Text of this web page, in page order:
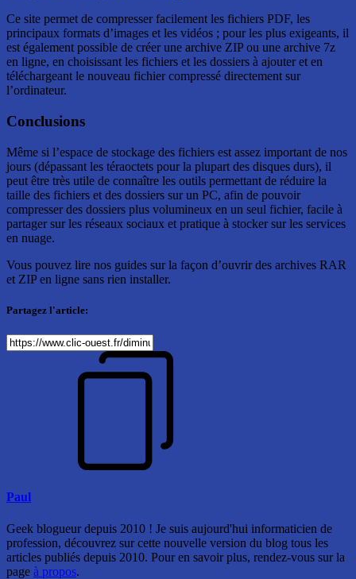
Ce site permet de compresser facilement les fichiers PDF, les
principaux formats d’images et les vidéos ; pour les plus exigeants, il
est également possible de créer une archive ZIP ou une archive 7z
en ligne, en choisissant les fichiers et les dossiers à ajouter et en
téléchargeant le nouveau fichier compressé directement sur
l’ordinateur.
Conclusions
Même si l’espace de stockage des fichiers est assez important de nos
jours (dépassant les téraoctets pour la plupart des disques durs), il
peut être très utile de connaître les outils permettant de réduire la
taille des fichiers et des dossiers sur un PC, afin de pouvoir
compresser des dossiers plus volumineux en un seul fichier, facile à
partager sur les réseaux sociaux et pratique à stocker sur les services
en nuage.
Vous pouvez lire nos guides sur la façon d’ouvrir des archives RAR
et ZIP en ligne sans rien installer.
Partagez l'article:
Paul
Geek blogueur depuis 2010 ! Je suis aujourd'hui informaticien de
profession, découvrez sur cette nouvelle version du blog tous les
articles publiés depuis 2010. Pour en savoir plus, rendez-vous sur la
page à propos.